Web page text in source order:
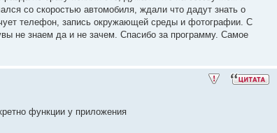
со скоростью автомобиля, ждали что дадут знать о
телефон, запись окружающей среды и фотографии. С
не знаем да и не зачем. Спасибо за программу. Самое
функции у приложения